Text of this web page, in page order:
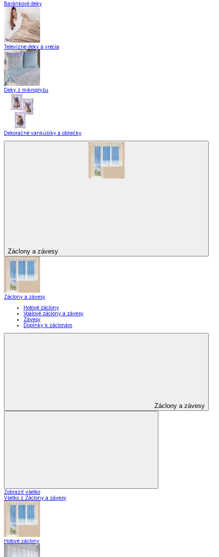
Baránkové deky
Televízne deky a vrecia
Deky z mikroplyšu
Dekoračné vankúšiky a obliečky
Záclony a závesy
Záclony a závesy
Hotové záclony
Voálové záclony a závesy
Závesy
Doplnky k záclonám
Záclony a závesy
Zobraziť všetko
Všetko z Záclony a závesy
Hotové záclony